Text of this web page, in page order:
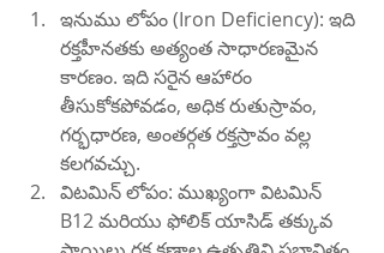
ఇనుము లోపం (Iron Deficiency): ఇది
రక్తహీనతకు అత్యంత సాధారణమైన
కారణం. ఇది సరైన ఆహారం
తీసుకోకపోవడం, అధిక రుతుస్రావం,
గర్భధారణ, అంతర్గత రక్తస్రావం వల్ల
కలగవచ్చు.
విటమిన్ లోపం: ముఖ్యంగా విటమిన్
B12 మరియు ఫోలిక్ యాసిడ్ తక్కువ